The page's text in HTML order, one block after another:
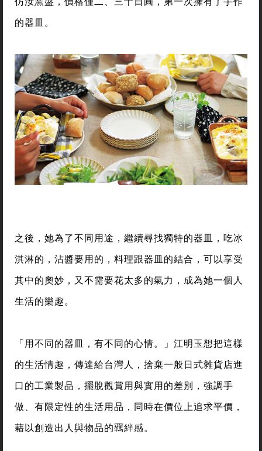
的器皿。
之後，她為了不同用途，繼續尋找獨特的器皿，吃冰
淇淋的，沾醬要用的，料理跟器皿的結合，可以享受
其中的奧妙，又不需要花太多的氣力，成為她一個人
生活的樂趣。
「用不同的器皿，有不同的心情。」江明玉想把這樣
的生活情趣，傳達給台灣人，捨棄一般日式雜貨店進
口的工業製品，擺脫觀賞用與實用的差別，強調手
做、有限定性的生活用品，同時在價位上追求平價，
藉以創造出人與物品的羈絆感。